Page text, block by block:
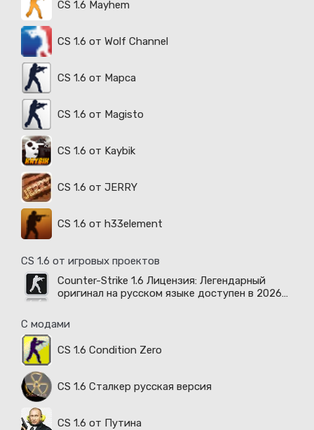
CS 1.6 Mayhem
CS 1.6 от Wolf Channel
CS 1.6 от Марса
CS 1.6 от Magisto
CS 1.6 от Kaybik
CS 1.6 от JERRY
CS 1.6 от h33element
CS 1.6 от игровых проектов
Counter-Strike 1.6 Лицензия: Легендарный
оригинал на русском языке доступен в 2026
С модами
CS 1.6 Condition Zero
CS 1.6 Сталкер русская версия
CS 1.6 от Путина